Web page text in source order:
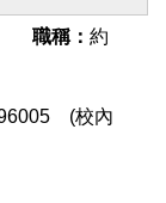
職稱： 約
(校內